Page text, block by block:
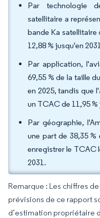
Par technologie
satellitaire a
bande Ka satellitaire
12,88 % jusqu'en
Par application,
69,55 % de la taille
en 2025, tandis que
un TCAC de 11,95
Par géographie,
une part de 38,35
enregistrer le TCAC
2031.
Remarque : Les chiffres
prévisions de ce rapport
d’estimation propriétaire